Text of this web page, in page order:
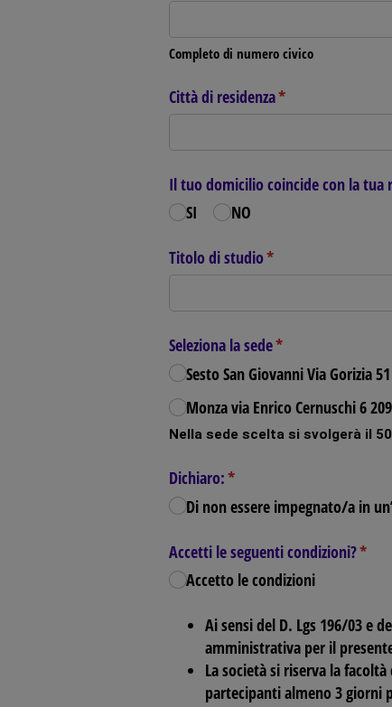
Completo di numero civico
Città di residenza*
(richiesto)
Il tuo domicilio coincide con la tua
SI
NO
Titolo di studio*
(richiesto)
Seleziona la sede*
(richiesto)
Sesto San Giovanni Via Gorizia
Monza via Enrico Cernuschi 6
Nella sede scelta si svolgerà il
Dichiaro:*
(richiesto)
Di non essere impegnato/​a in
Accetti le seguenti condizioni?*
Accetto le condizioni
Ai sensi del D. Lgs 196/03 e
amministrativa per il
La società si riserva la
partecipanti almeno 3 giorni